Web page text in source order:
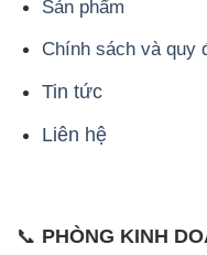
Sản phẩm
Chính sách và quy
Tin tức
Liên hệ
📞 PHÒNG KINH